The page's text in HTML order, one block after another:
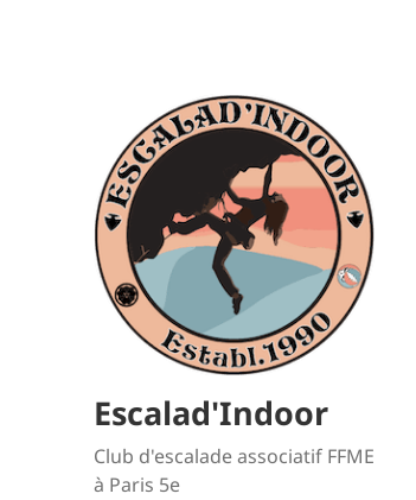
Escalad'Indoor
Club d'escalade associatif FFME
à Paris 5e